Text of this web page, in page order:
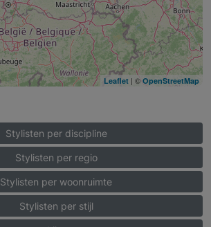
Leaflet | © OpenStreetMap
Stylisten per discipline
Stylisten per regio
Stylisten per woonruimte
Stylisten per stijl